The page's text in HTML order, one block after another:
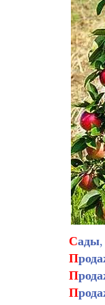
Сады,
П
П
П